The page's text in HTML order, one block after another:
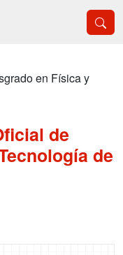
en Física y
de
de